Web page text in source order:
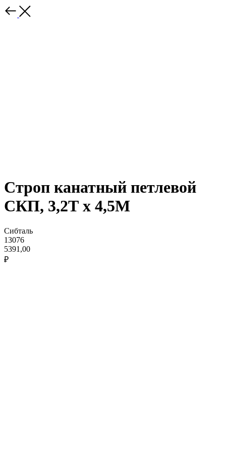
Строп канатный петлевой
СКП, 3,2Т x 4,5М
Сибталь
13076
5391,00
₽